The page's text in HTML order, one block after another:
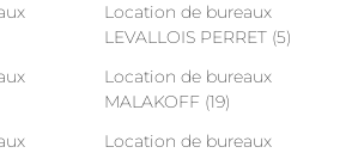
Location de bureaux
LEVALLOIS PERRET (5)
Location de bureaux
MALAKOFF (19)
Location de bureaux